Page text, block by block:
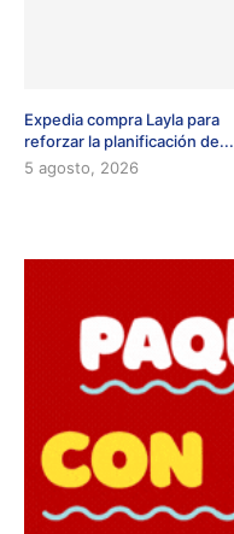
Expedia compra Layla para
reforzar la planificación de...
5 agosto, 2026